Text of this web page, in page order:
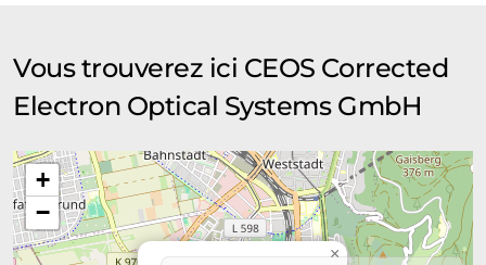
Vous trouverez ici CEOS Corrected
Electron Optical Systems GmbH
×
+
−